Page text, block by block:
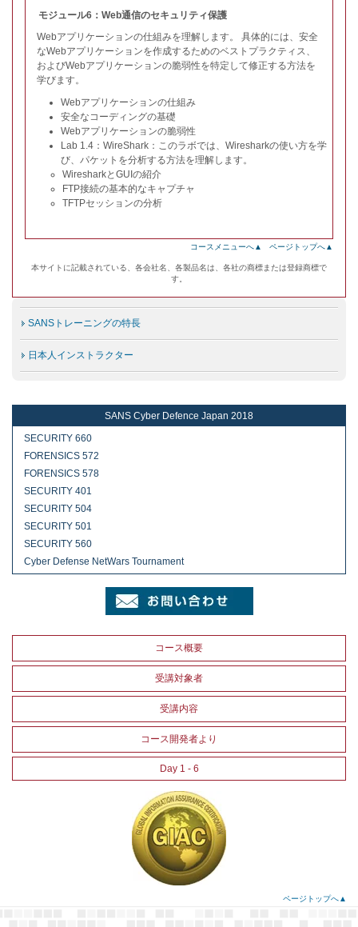
モジュール6：Web通信のセキュリティ保護
Webアプリケーションの仕組みを理解します。 具体的には、安全
なWebアプリケーションを作成するためのベストプラクティス、
およびWebアプリケーションの脆弱性を特定して修正する方法を
学びます。
Webアプリケーションの仕組み
安全なコーディングの基礎
Webアプリケーションの脆弱性
Lab 1.4：WireShark：このラボでは、Wiresharkの使い方を学
び、パケットを分析する方法を理解します。
WiresharkとGUIの紹介
FTP接続の基本的なキャプチャ
TFTPセッションの分析
コースメニューへ▲ ページトップへ▲
本サイトに記載されている、各会社名、各製品名は、各社の商標または登録商標で
す。
SANSトレーニングの特長
日本人インストラクター
SANS Cyber Defence Japan 2018
SECURITY 660
FORENSICS 572
FORENSICS 578
SECURITY 401
SECURITY 504
SECURITY 501
SECURITY 560
Cyber Defense NetWars Tournament
コース概要
受講対象者
受講内容
コース開発者より
Day 1 - 6
ページトップへ▲